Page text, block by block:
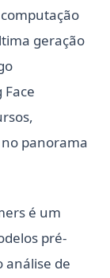
geração
panorama
é um
pré-
análise de